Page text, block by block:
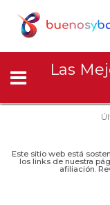
Las
Este sitio web está
los links de nuestra
afiliación.